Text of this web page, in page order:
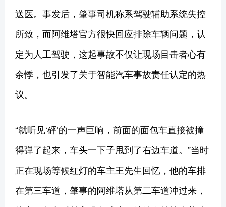
送医。事发后，肇事司机称系驾驶辅助系统失控
所致，而阿维塔官方很快回应排除车辆问题，认
定为人工驾驶，这起事故不仅让现场目击者心有
余悸，也引发了关于智能汽车事故责任认定的热
议。
“就听见‘砰’的一声巨响，前面的面包车直接被撞
得弹了起来，车头一下子甩到了右边车道。”当时
正在现场等候红灯的车主王先生回忆，他的车排
在第三车道，肇事的阿维塔从第二车道冲过来，